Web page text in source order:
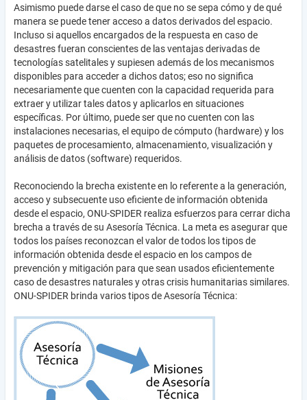
Asimismo puede darse el caso de que no se sepa cómo y de qué
manera se puede tener acceso a datos derivados del espacio.
Incluso si aquellos encargados de la respuesta en caso de
desastres fueran conscientes de las ventajas derivadas de
tecnologías satelitales y supiesen además de los mecanismos
disponibles para acceder a dichos datos; eso no significa
necesariamente que cuenten con la capacidad requerida para
extraer y utilizar tales datos y aplicarlos en situaciones
específicas. Por último, puede ser que no cuenten con las
instalaciones necesarias, el equipo de cómputo (hardware) y los
paquetes de procesamiento, almacenamiento, visualización y
análisis de datos (software) requeridos.
Reconociendo la brecha existente en lo referente a la generación,
acceso y subsecuente uso eficiente de información obtenida
desde el espacio, ONU-SPIDER realiza esfuerzos para cerrar dicha
brecha a través de su Asesoría Técnica. La meta es asegurar que
todos los países reconozcan el valor de todos los tipos de
información obtenida desde el espacio en los campos de
prevención y mitigación para que sean usados eficientemente
caso de desastres naturales y otras crisis humanitarias similares.
ONU-SPIDER brinda varios tipos de Asesoría Técnica: